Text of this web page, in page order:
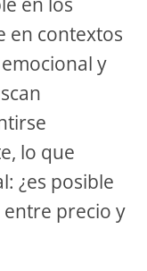
en contextos
y
lo que
¿es posible
precio y